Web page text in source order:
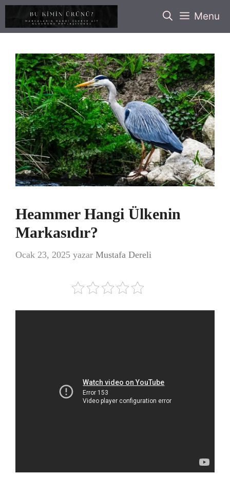
İçeriğe
Menu
Heammer Hangi Ülkenin
Markasıdır?
Ocak 23, 2025 yazar Mustafa Dereli